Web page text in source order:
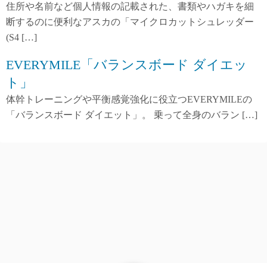
住所や名前など個人情報の記載された、書類やハガキを細
断するのに便利なアスカの「マイクロカットシュレッダー
(S4 […]
EVERYMILE「バランスボード ダイエッ
ト」
体幹トレーニングや平衡感覚強化に役立つEVERYMILEの
「バランスボード ダイエット」。 乗って全身のバラン […]